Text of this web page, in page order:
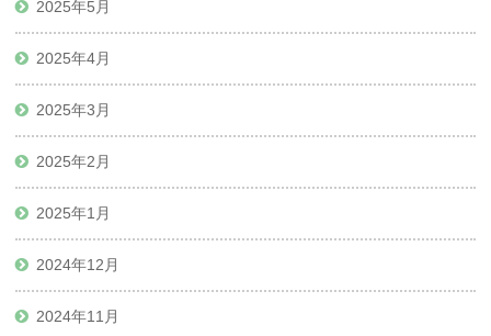
2025年5月
2025年4月
2025年3月
2025年2月
2025年1月
2024年12月
2024年11月